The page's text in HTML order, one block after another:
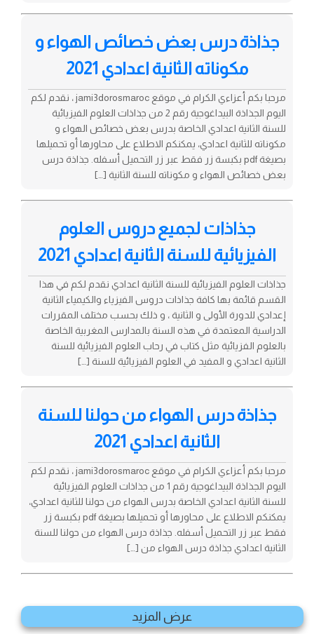
جذاذة درس بعض خصائص الهواء و
مكوناته الثانية اعدادي 2021
مرحبا بكم أعزاءي الكرام في موقع jami3dorosmaroc ، نقدم لكم
اليوم الجذاذة البيداغوجية رقم 2 من جذاذات العلوم الفيزيائية
للسنة الثانية اعدادي الخاصة بدرس بعض خصائص الهواء و
مكوناته للثانية اعدادي، يمكنكم الاطلاع على محاورها أو تحميلها
بصيغة pdf بكبسة زر فقط عبر زر التحميل أسفله. جذاذة درس
بعض خصائص الهواء و مكوناته للسنة الثانية […]
جذاذات لجميع دروس العلوم
الفيزيائية للسنة الثانية اعدادي 2021
جذاذات العلوم الفيزيائية للسنة الثانية اعدادي نقدم لكم في هذا
القسم قائمة بها كافة جذاذات دروس الفيزياء والكيمياء الثانية
إعدادي للدورة الأولى و الثانية ، و ذلك بحسب مختلف المقررات
الدراسية المعتمدة في هذه السنة بالمدارس المغربية الخاصة
بالعلوم الفزيائية مثل كتاب في رحاب العلوم الفيزيائية للسنة
الثانية اعدادي و المفيد في العلوم الفيزيائية للسنة […]
جذاذة درس الهواء من حولنا للسنة
الثانية اعدادي 2021
مرحبا بكم أعزاءي الكرام في موقع jami3dorosmaroc ، نقدم لكم
اليوم الجذاذة البيداغوجية رقم 1 من جذاذات العلوم الفيزيائية
للسنة الثانية اعدادي الخاصة بدرس الهواء من حولنا للثانية اعدادي،
يمكنكم الاطلاع على محاورها أو تحميلها بصيغة pdf بكبسة زر
فقط عبر زر التحميل أسفله. جذاذة درس الهواء من حولنا للسنة
الثانية اعدادي جذاذة درس الهواء من […]
عرض المزيد